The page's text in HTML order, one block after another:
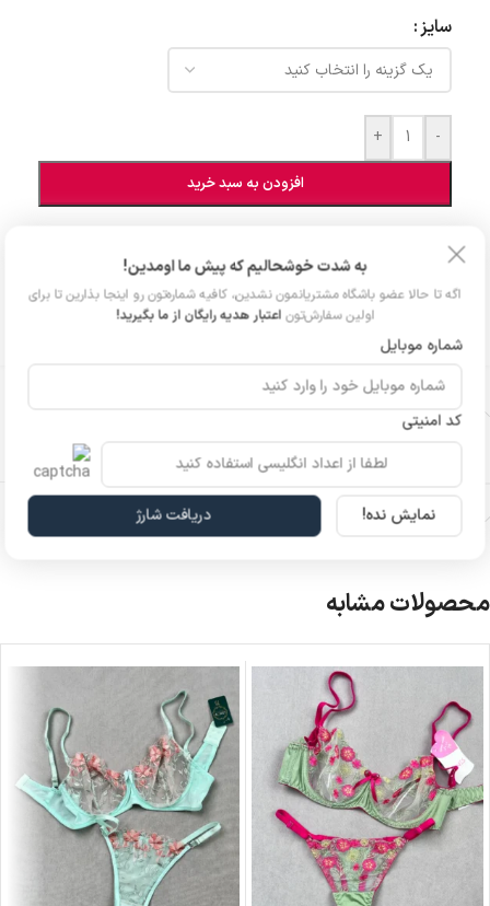
سایز
-
+
افزودن به سبد خرید
شناسه محصول:227
شورت و سوتین توری
توضیحات تکمیلی
80B,85B
نظرات (0)
محصولات مشابه
به شدت خوشحالیم که پیش ما اومدین!
اگه تا حالا عضو باشگاه مشتریانمون نشدین، کافیه شماره‌تون رو اینجا بذارین تا برای
اولین سفارش‌تون اعتبار هدیه رایگان از ما بگیرید!
شماره موبایل
کد امنیتی
نمایش نده! دریافت شارژ